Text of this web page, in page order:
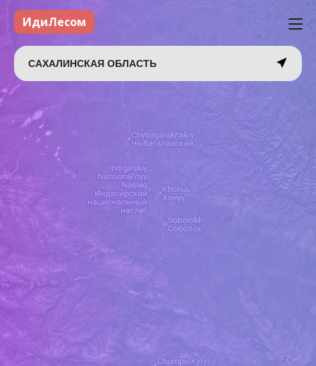
ИдиЛесом
САХАЛИНСКАЯ ОБЛАСТЬ